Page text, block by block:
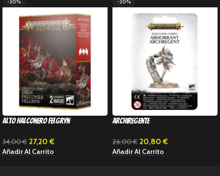
-20%
Alto Halconero Felgryn
34,00€ 27,20€
Añadir Al Carrito
-20%
archiregente
26,00€ 20,80€
Añadir Al Carrito